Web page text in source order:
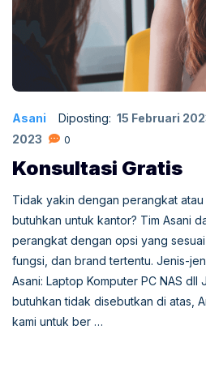
Asani Diposting: 15 Februari
2023
0
Konsultasi Gratis
Tidak yakin dengan perangkat
butuhkan untuk kantor? Tim Asani
perangkat dengan opsi yang
fungsi, dan brand tertentu. Jenis-
Asani: Laptop Komputer PC NAS
butuhkan tidak disebutkan di atas,
kami untuk ber …